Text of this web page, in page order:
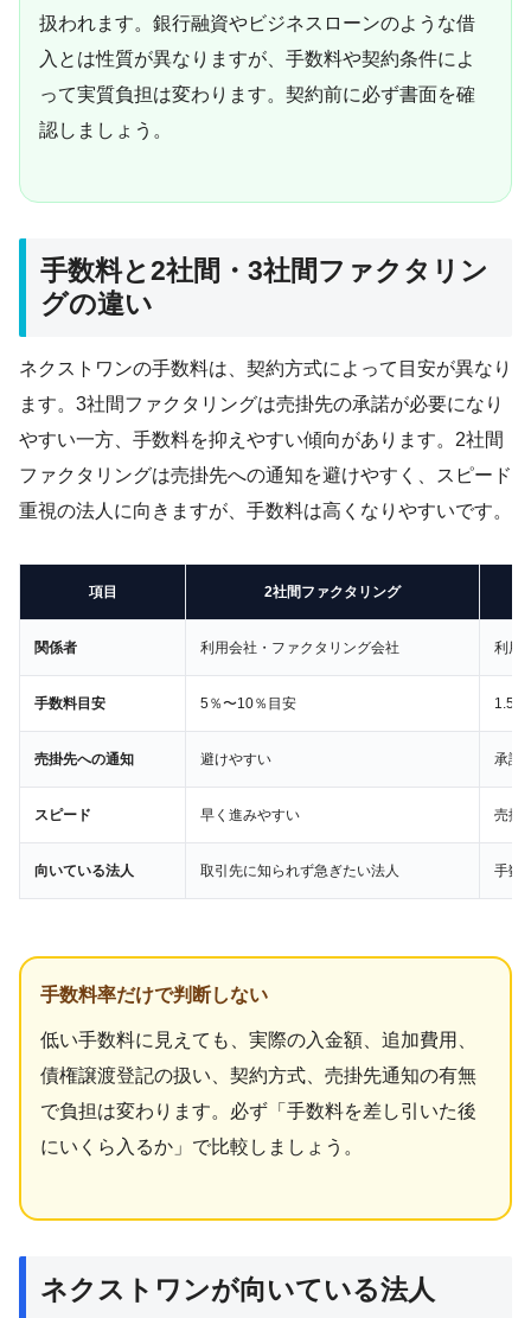
扱われます。銀行融資やビジネスローンのような借
入とは性質が異なりますが、手数料や契約条件によ
って実質負担は変わります。契約前に必ず書面を確
認しましょう。
手数料と2社間・3社間ファクタリン
グの違い
ネクストワンの手数料は、契約方式によって目安が異なり
ます。3社間ファクタリングは売掛先の承諾が必要になり
やすい一方、手数料を抑えやすい傾向があります。2社間
ファクタリングは売掛先への通知を避けやすく、スピード
重視の法人に向きますが、手数料は高くなりやすいです。
項目 2社間ファクタリング
関係者 利用会社・ファクタリング会社 利用
手数料目安 5％〜10％目安 1.5
売掛先への通知 避けやすい 承諾
スピード 早く進みやすい 売掛
向いている法人 取引先に知られず急ぎたい法人 手数
手数料率だけで判断しない
低い手数料に見えても、実際の入金額、追加費用、
債権譲渡登記の扱い、契約方式、売掛先通知の有無
で負担は変わります。必ず「手数料を差し引いた後
にいくら入るか」で比較しましょう。
ネクストワンが向いている法人